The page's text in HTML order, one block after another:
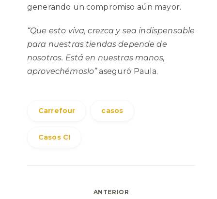
generando un compromiso aún mayor.
“Que esto viva, crezca y sea indispensable
para nuestras tiendas depende de
nosotros. Está en nuestras manos,
aprovechémoslo”aseguró Paula.
Carrefour casos
Casos CI
ANTERIOR